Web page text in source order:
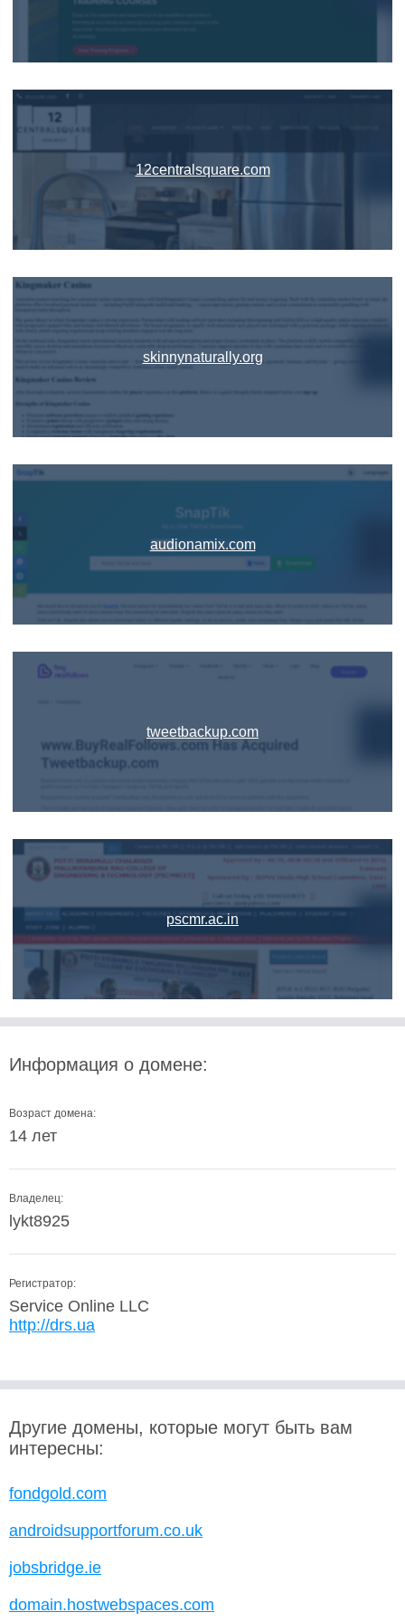
12centralsquare.com
skinnynaturally.org
audionamix.com
tweetbackup.com
pscmr.ac.in
Информация о домене:
Возраст домена:
14 лет
Владелец:
lykt8925
Регистратор:
Service Online LLC
http://drs.ua
Другие домены, которые могут быть вам
интересны:
fondgold.com
androidsupportforum.co.uk
jobsbridge.ie
domain.hostwebspaces.com